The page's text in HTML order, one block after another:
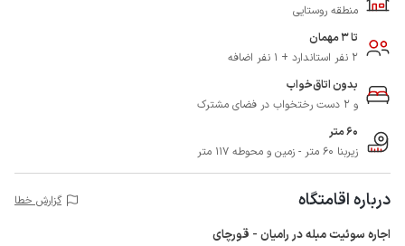
منطقه روستایی
تا 3 مهمان
2 نفر استاندارد + 1 نفر اضافه
بدون اتاق‌خواب
و 2 دست رختخواب در فضای مشترک
60 متر
زیربنا 60 متر - زمین و محوطه 117 متر
درباره اقامتگاه گزارش خطا
اجاره سوئیت مبله در رامیان - قورچای